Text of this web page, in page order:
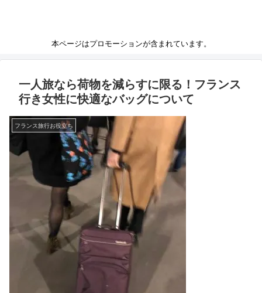
本ページはプロモーションが含まれています。
一人旅なら荷物を減らすに限る！フランス
行き女性に快適なバッグについて
フランス旅行お役立ち